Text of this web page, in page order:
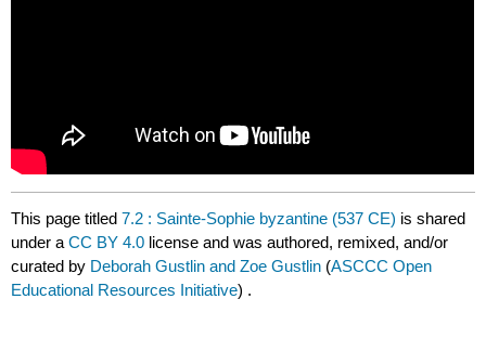
This page titled7.2 : Sainte-Sophie byzantine (537 CE) is shared
under aCC BY 4.0 license and was authored, remixed, and/or
curated by Deborah Gustlin and Zoe Gustlin (ASCCC Open
Educational Resources Initiative) .